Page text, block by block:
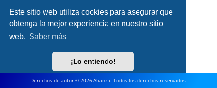
Este sitio web utiliza cookies para asegurar que
obtenga la mejor experiencia en nuestro sitio
web. Saber más
¡Lo entiendo!
Derechos de autor © 2026 Alianza. Todos los derechos reservados.